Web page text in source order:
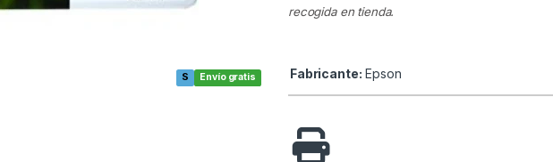
Envío gratis
S
recogida en tienda.
Fabricante: Epson